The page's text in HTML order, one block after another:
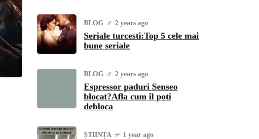
BLOG 2 years ago
Seriale turcesti:Top 5 cele mai
bune seriale
BLOG 2 years ago
Espressor paduri Senseo
blocat?Afla cum îl poti
debloca
ȘTIINȚA 1 year ago